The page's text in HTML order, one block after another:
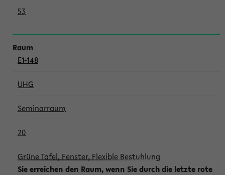
53
E1-148
UHG
Seminarraum
20
Grüne Tafel, Fenster, Flexible Bestuhlung
Sie erreichen den Raum, wenn Sie durch die letzte rote